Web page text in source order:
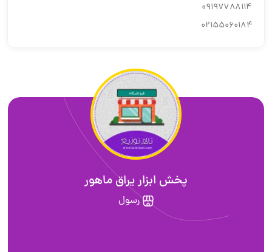
۰۹۱۹۷۷۸۸۱۱۴
۰۲۱۵۵۰۶۰۱۸۴
پخش ابزار یراق ماهور
رسول